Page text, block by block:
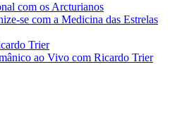
com os Arcturianos
se com a Medicina das Estrelas
Trier
ao Vivo com Ricardo Trier